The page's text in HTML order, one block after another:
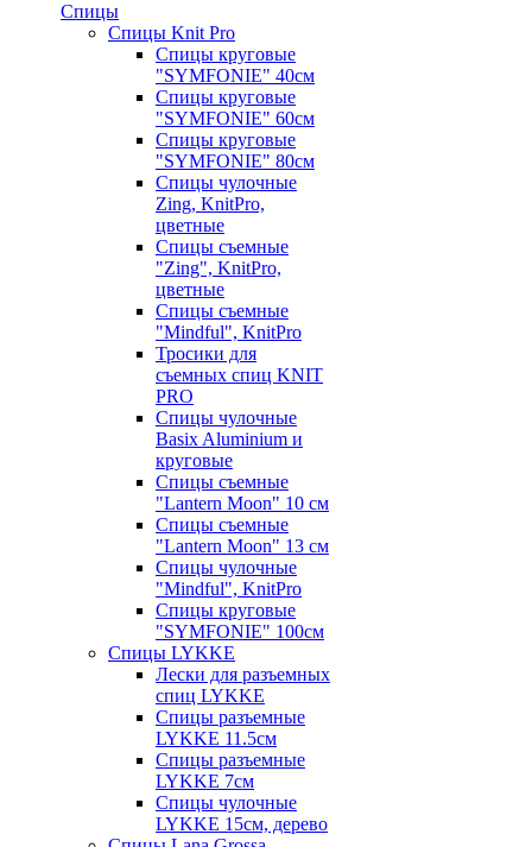
Спицы
Спицы Knit Pro
Спицы круговые
"SYMFONIE" 40см
Спицы круговые
"SYMFONIE" 60см
Спицы круговые
"SYMFONIE" 80см
Спицы чулочные
Zing, KnitPro,
цветные
Спицы съемные
"Zing", KnitPro,
цветные
Спицы съемные
"Mindful", KnitPro
Тросики для
съемных спиц KNIT
PRO
Спицы чулочные
Basix Aluminium и
круговые
Спицы съемные
"Lantern Moon" 10 см
Спицы съемные
"Lantern Moon" 13 см
Спицы чулочные
"Mindful", KnitPro
Спицы круговые
"SYMFONIE" 100см
Спицы LYKKE
Лески для разъемных
спиц LYKKE
Спицы разъемные
LYKKE 11.5см
Спицы разъемные
LYKKE 7см
Спицы чулочные
LYKKE 15см, дерево